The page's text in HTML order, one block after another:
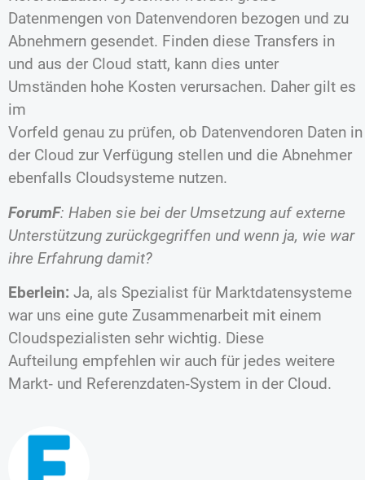
Datenmengen von Datenvendoren bezogen und zu
Abnehmern gesendet. Finden diese Transfers in
und aus der Cloud statt, kann dies unter
Umständen hohe Kosten verursachen. Daher gilt es
im
Vorfeld genau zu prüfen, ob Datenvendoren Daten in
der Cloud zur Verfügung stellen und die Abnehmer
ebenfalls Cloudsysteme nutzen.
ForumF: Haben sie bei der Umsetzung auf externe
Unterstützung zurückgegriffen und wenn ja, wie war
ihre Erfahrung damit?
Eberlein: Ja, als Spezialist für Marktdatensysteme
war uns eine gute Zusammenarbeit mit einem
Cloudspezialisten sehr wichtig. Diese
Aufteilung empfehlen wir auch für jedes weitere
Markt‐ und Referenzdaten‐System in der Cloud.